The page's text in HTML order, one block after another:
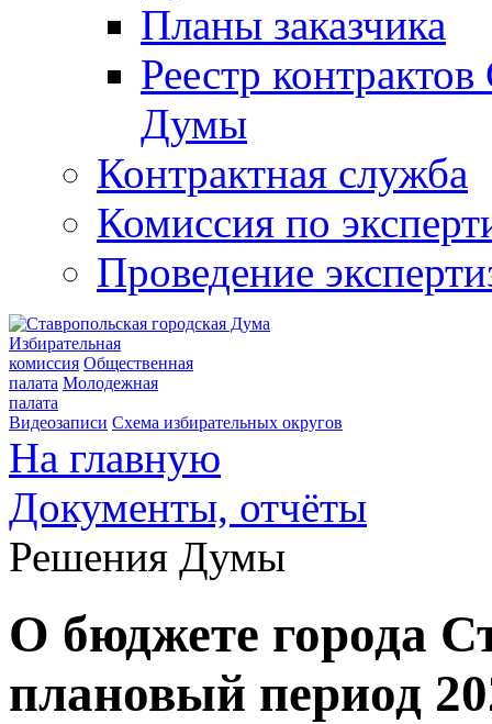
Планы заказчика
Реестр
Думы
Контрактная служба
Комиссия по
Проведение
Избирательная
комиссия Общественная
палата Молодежная
палата
Видеозаписи Схема избирательных округов
На главную
Документы, отчёты
Решения Думы
О бюджете города
плановый период